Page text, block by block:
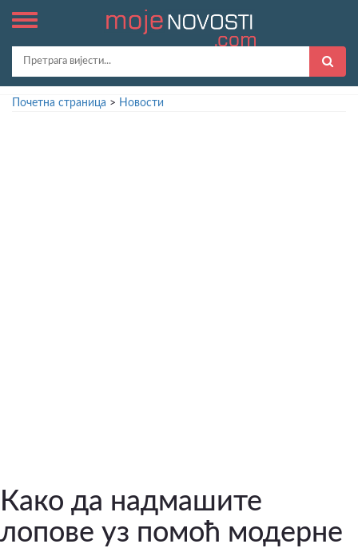
Почетна страница > Новости
Како да надмашите
лопове уз помоћ модерне